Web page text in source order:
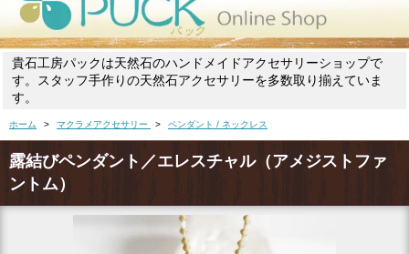
貴石工房パックは天然石のハンドメイドアクセサリーショップで
す。スタッフ手作りの天然石アクセサリーを多数取り揃えていま
す。
ホーム > マクラメアクセサリー > ペンダント / ネックレス
露結びペンダント／エレスチャル（アメジストファ
ントム）